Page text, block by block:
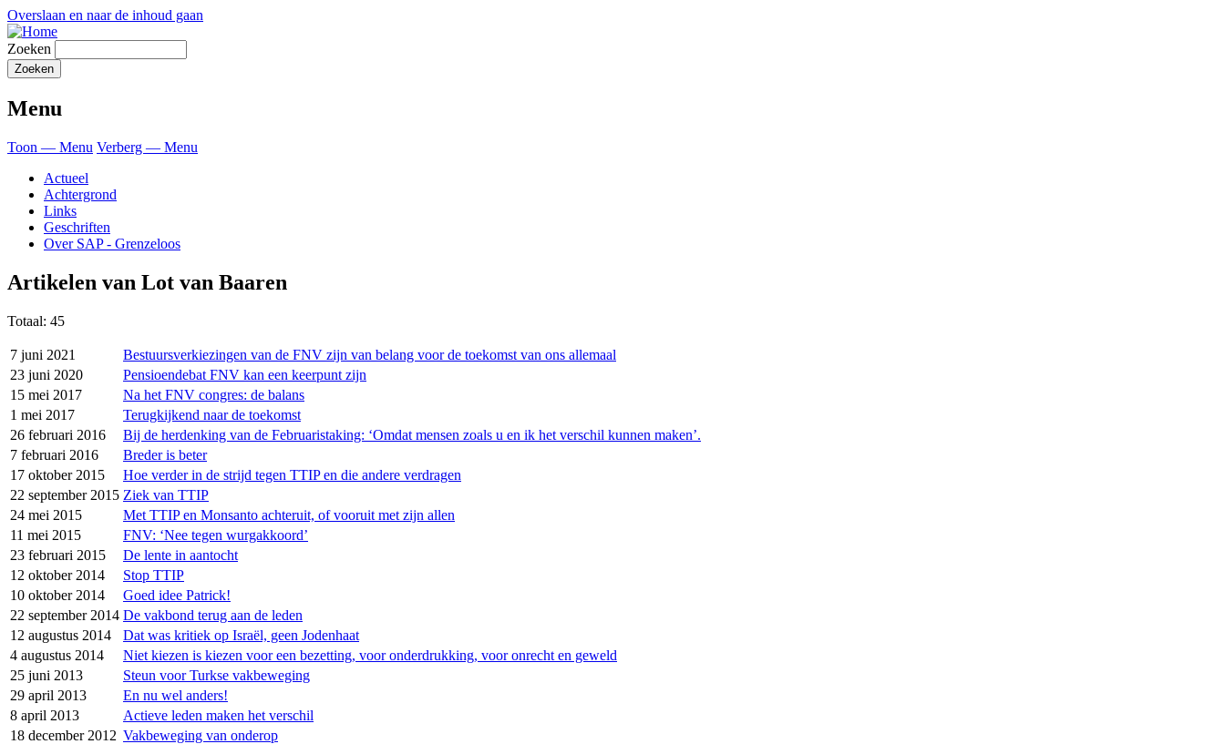
Overslaan en naar de inhoud gaan
Zoeken
Menu
Toon — Menu Verberg — Menu
Actueel
Achtergrond
Links
Geschriften
Over SAP - Grenzeloos
Artikelen van Lot van Baaren
Totaal: 45
7 juni 2021
Bestuursverkiezingen van de FNV zijn van belang voor de toekomst van ons allemaal
23 juni 2020
Pensioendebat FNV kan een keerpunt zijn
15 mei 2017
Na het FNV congres: de balans
1 mei 2017
Terugkijkend naar de toekomst
26 februari 2016
Bij de herdenking van de Februaristaking: ‘Omdat mensen zoals u en ik het verschil kunnen maken’.
7 februari 2016
Breder is beter
17 oktober 2015
Hoe verder in de strijd tegen TTIP en die andere verdragen
22 september 2015 Ziek van TTIP
24 mei 2015
Met TTIP en Monsanto achteruit, of vooruit met zijn allen
11 mei 2015
FNV: ‘Nee tegen wurgakkoord’
23 februari 2015
De lente in aantocht
12 oktober 2014
Stop TTIP
10 oktober 2014
Goed idee Patrick!
22 september 2014 De vakbond terug aan de leden
12 augustus 2014
Dat was kritiek op Israël, geen Jodenhaat
4 augustus 2014
Niet kiezen is kiezen voor een bezetting, voor onderdrukking, voor onrecht en geweld
25 juni 2013
Steun voor Turkse vakbeweging
29 april 2013
En nu wel anders!
8 april 2013
Actieve leden maken het verschil
18 december 2012 Vakbeweging van onderop